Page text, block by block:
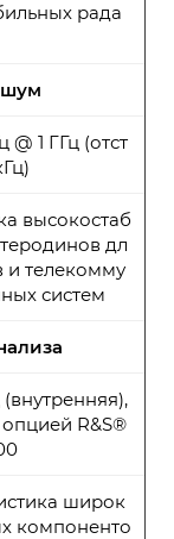
рада
@ 1 ГГц (отст
высокостаб
дл
и телекомму
систем
опцией R&S®
широк
компоненто